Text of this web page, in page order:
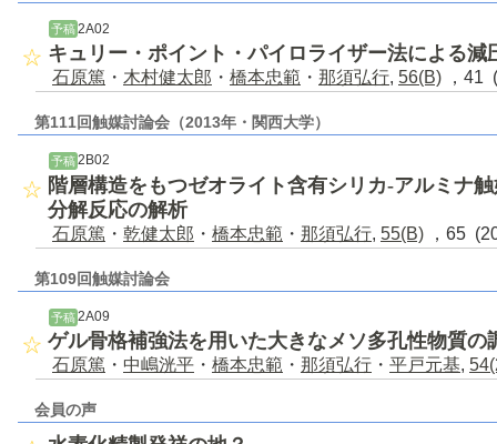
予稿 2A02
キュリー・ポイント・パイロライザー法による減
石原篤 ・ 木村健太郎 ・ 橋本忠範 ・ 那須弘行, 56(B) ，41
第111回触媒討論会（2013年・関西大学）
予稿 2B02
階層構造をもつゼオライト含有シリカ-アルミナ
分解反応の解析
石原篤 ・ 乾健太郎 ・ 橋本忠範 ・ 那須弘行, 55(B) ，65
第109回触媒討論会
予稿 2A09
ゲル骨格補強法を用いた大きなメソ多孔性物質の
石原篤 ・ 中嶋洸平 ・ 橋本忠範 ・ 那須弘行 ・ 平戸元基,
会員の声